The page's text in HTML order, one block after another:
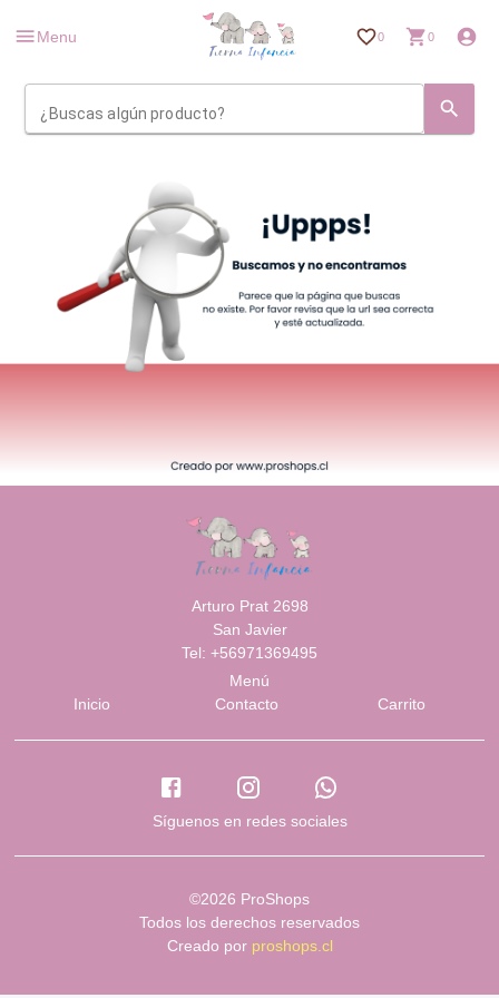
Menu 0 0
¿Buscas algún producto?
Arturo Prat 2698
San Javier
Tel: +56971369495
Menú
Inicio
Contacto Carrito
Síguenos en redes sociales
©2026 ProShops
Todos los derechos reservados
Creado por proshops.cl